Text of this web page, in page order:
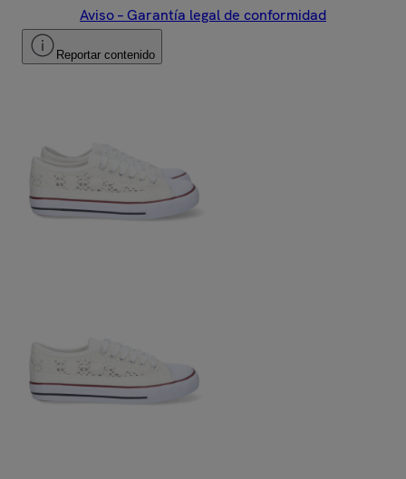
Aviso – Garantía legal de conformidad
Reportar contenido